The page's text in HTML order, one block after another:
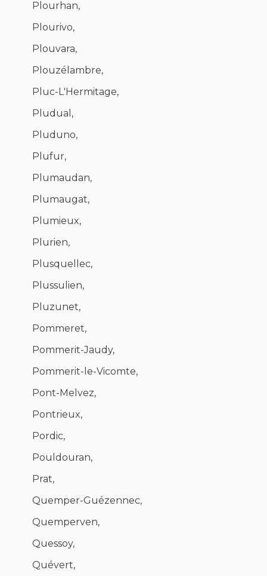
Plourhan,
Plourivo,
Plouvara,
Plouzélambre,
Pluc-L'Hermitage,
Pludual,
Pluduno,
Plufur,
Plumaudan,
Plumaugat,
Plumieux,
Plurien,
Plusquellec,
Plussulien,
Pluzunet,
Pommeret,
Pommerit-Jaudy,
Pommerit-le-Vicomte,
Pont-Melvez,
Pontrieux,
Pordic,
Pouldouran,
Prat,
Quemper-Guézennec,
Quemperven,
Quessoy,
Quévert,